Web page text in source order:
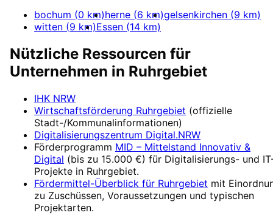
bochum (0 km)herne (6 km)gelsenkirchen (9 km)
witten (9 km)Essen (14 km)
Nützliche Ressourcen für
Unternehmen in Ruhrgebiet
IHK NRW
Wirtschaftsförderung Ruhrgebiet (offizielle
Stadt-/Kommunalinformationen)
Digitalisierungszentrum Digital.NRW
Förderprogramm MID – Mittelstand Innovativ &
Digital (bis zu 15.000 €) für Digitalisierungs- und
Projekte in Ruhrgebiet.
Fördermittel-Überblick für Ruhrgebiet mit
zu Zuschüssen, Voraussetzungen und typischen
Projektarten.